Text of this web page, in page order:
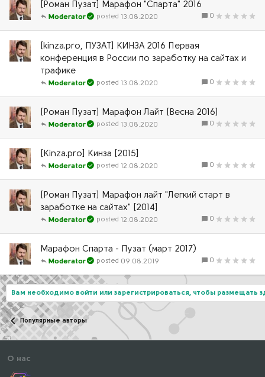
[Роман Пузат] Марафон "Спарта" 2016
0
13.08.2020
Moderator
[kinza.pro, ПУЗАТ] КИНЗА 2016 Первая
конференция в России по заработку на сайтах и
трафике
0
13.08.2020
Moderator
[Роман Пузат] Марафон Лайт [Весна 2016]
0
13.08.2020
Moderator
[Kinza.pro] Кинза [2015]
0
12.08.2020
Moderator
[Роман Пузат] Марафон лайт "Легкий старт в
заработке на сайтах" [2014]
0
12.08.2020
Moderator
Марафон Спарта - Пузат (март 2017)
0
09.08.2019
Moderator
Вам необходимо войти или зарегистрироваться, чтобы размещать
Популярные авторы
О нас